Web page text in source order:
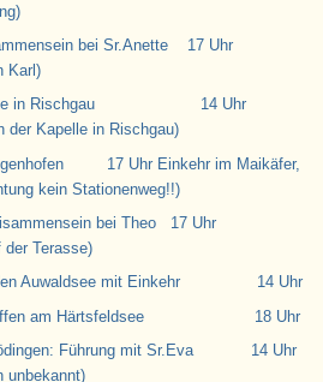
bei Sr.Anette 17 Uhr
in Rischgau 14 Uhr
in Rischgau)
17 Uhr Einkehr im Maikäfer,
kein Stationenweg!!)
bei Theo 17 Uhr
Terasse)
Auwaldsee mit Einkehr 14 Uhr
am Härtsfeldsee 18 Uhr
Führung mit Sr.Eva 14 Uhr
unbekannt)